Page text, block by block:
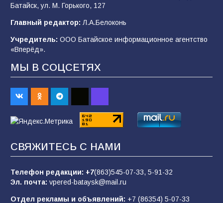
В Батайске продолжаются дорожные работы
96 04.08.2026
деле происходит в армии России в августе
2026 года
94 03.08.2026
пропагандистский вброс
Батайск, ул. М. Горького, 127
Главный редактор: Л.А.Белоконь
Учредитель: ООО Батайское информационное агентство
«Вперёд».
МЫ В СОЦСЕТЯХ
СВЯЖИТЕСЬ С НАМИ
Телефон редакции: +7(863)545-07-33, 5-91-32
Эл. почта: vpered-bataysk@mail.ru
Отдел рекламы и объявлений: +7 (86354) 5-07-33